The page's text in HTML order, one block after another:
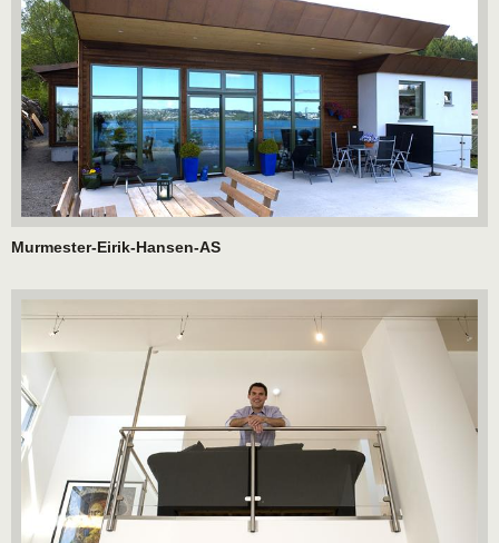
Murmester-Eirik-Hansen-AS